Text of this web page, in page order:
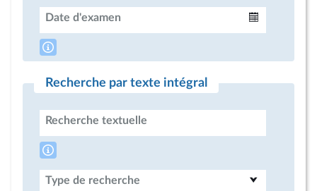
Date d'examen
Recherche par texte intégral
Recherche textuelle
Type de recherche